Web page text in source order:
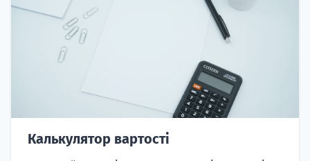
Калькулятор вартості